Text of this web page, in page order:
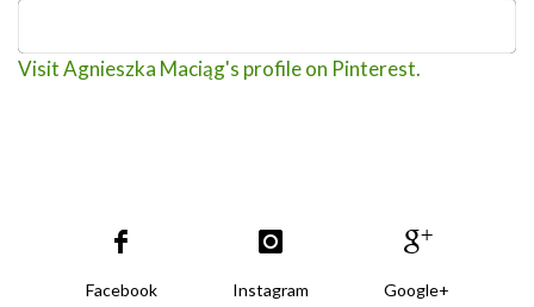
Visit Agnieszka Maciąg's profile on Pinterest.
Facebook Instagram Google+